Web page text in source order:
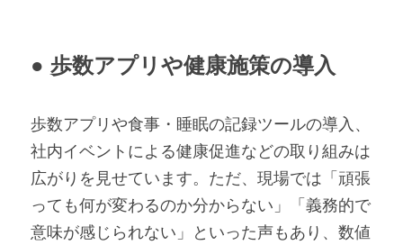
● 歩数アプリや健康施策の導入
歩数アプリや食事・睡眠の記録ツールの導入、
社内イベントによる健康促進などの取り組みは
広がりを見せています。ただ、現場では「頑張
っても何が変わるのか分からない」「義務的で
意味が感じられない」といった声もあり、数値